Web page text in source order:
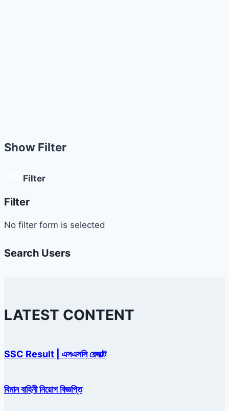
Show Filter
Filter
Filter
No filter form is selected
Search Users
LATEST CONTENT
SSC Result | এসএসসি রেজাল্ট
বিমান বাহিনী নিয়োগ বিজ্ঞপ্তি